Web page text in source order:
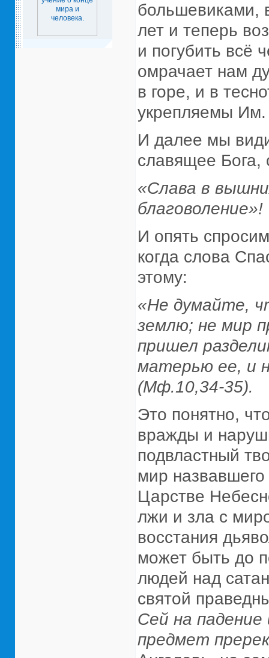
большевиками,
лет и теперь
и погубить всё
омрачает нам
в горе, и в
укрепляемы Им.
И далее мы
славящее Бога,
«Слава в
благоволение»!
И опять
когда слова
этому:
«Не думайте,
землю; не мир
пришел
матерью ее, и
(Мф.10,34-35).
Это понятно,
вражды и
подвластный
мир
Царстве
лжи и зла с
восстания
может быть до
людей над
святой
Сей на падение
предмет